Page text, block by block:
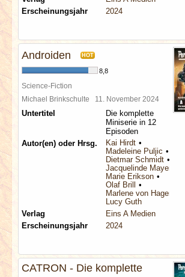
Erscheinungsjahr
2024
Androiden HOT
8,8
Science-Fiction
Michael Brinkschulte 11. November 2024
Untertitel
Die komplette
Miniserie in 12
Episoden
Autor(en) oder Hrsg.
Kai Hirdt
Madeleine Puljic
Dietmar Schmidt
Jacquelinde Mayerhofer
Marie Erikson
Olaf Brill
Marlene von Hagen
Lucy Guth
Verlag
Eins A Medien
Erscheinungsjahr
2024
CATRON - Die komplette